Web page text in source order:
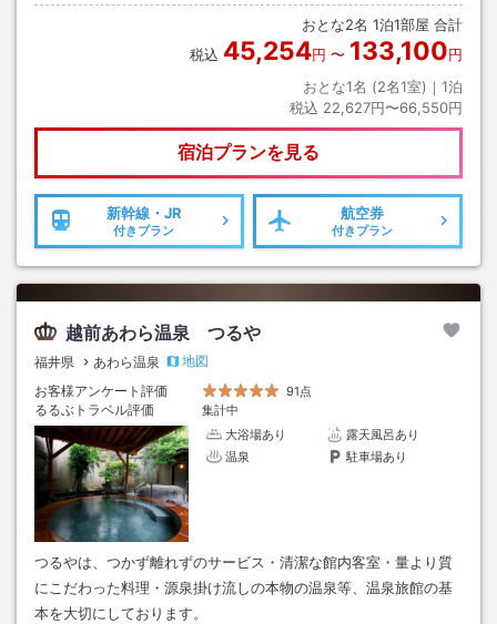
おとな2名 1泊1部屋 合計
税込 45,254円 〜 133,100円
おとな1名 (2名1室)｜ 1泊
税込 22,627円〜66,550円
宿泊プランを見る
新幹線・JR
付きプラン
航空券
付きプラン
越前あわら温泉 つるや
福井県 あわら温泉
地図
お客様アンケート評価
91点
るるぶトラベル評価
集計中
大浴場あり
露天風呂あり
温泉
駐車場あり
つるやは、つかず離れずのサービス・清潔な館内客室・量より質
にこだわった料理・源泉掛け流しの本物の温泉等、温泉旅館の基
本を大切にしております。